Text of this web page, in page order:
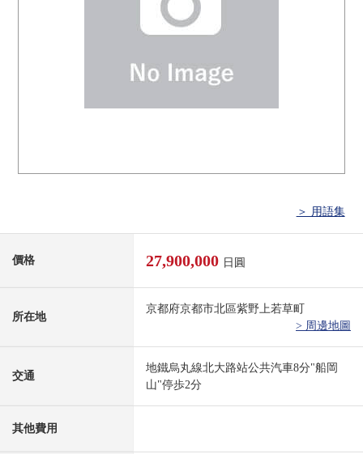
＞ 用語集
價格 27,900,000 日圓
所在地
京都府京都市北區紫野上若草町
> 周邊地圖
交通
地鐵烏丸線北大路站公共汽車8分"船岡
山"停歩2分
其他費用